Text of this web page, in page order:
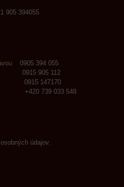
905 394055
0905 394 055
905 112
147170
033 548
údajov.